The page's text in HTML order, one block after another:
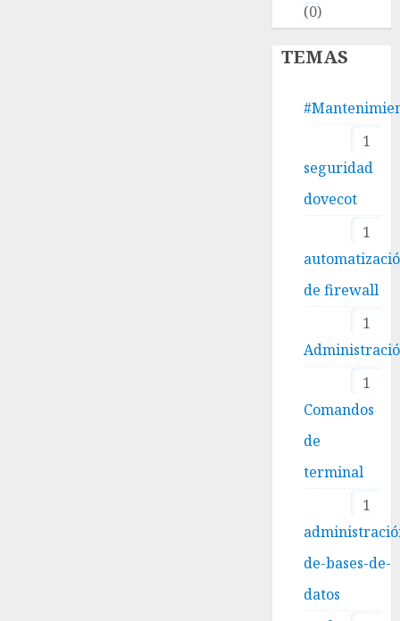
0
TEMAS
1
seguridad
dovecot
1
de firewall
1
1
Comandos
de
terminal
1
de-bases-de-
datos